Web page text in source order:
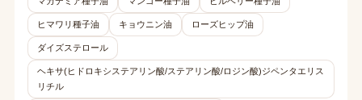
ヒマワリ種子油 キョウニン油 ローズヒップ油
ダイズステロール
ヘキサ(ヒドロキシステアリン酸/ステアリン酸/ロジン酸)ジペンタエリス
リチル